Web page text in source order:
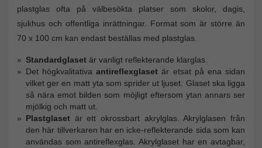
plastglas ofta på välbesökta platser som skolor, dagis,
sjukhus och offentliga inrättningar. Format som är större än
70 x 100 cm kan endast beställas med plastglas.
Standardglaset är vanligt reflekterande klarglas.
Det högkvalitativaantireflexglaset är etsat på ena sidan
vilket ger en matt yta som sprider ut ljuset. Glaset ska ligga
så nära emot bilden som möjligt eftersom ytan annars ser
mjölkig och matt ut.
Plastglaset är ett okrossbart akrylglas. Akrylglasen från
den här tillverkaren har en icke-reflekterande sida som kan
användas som antireflexglas. Akrylglaset har en avtagbar,